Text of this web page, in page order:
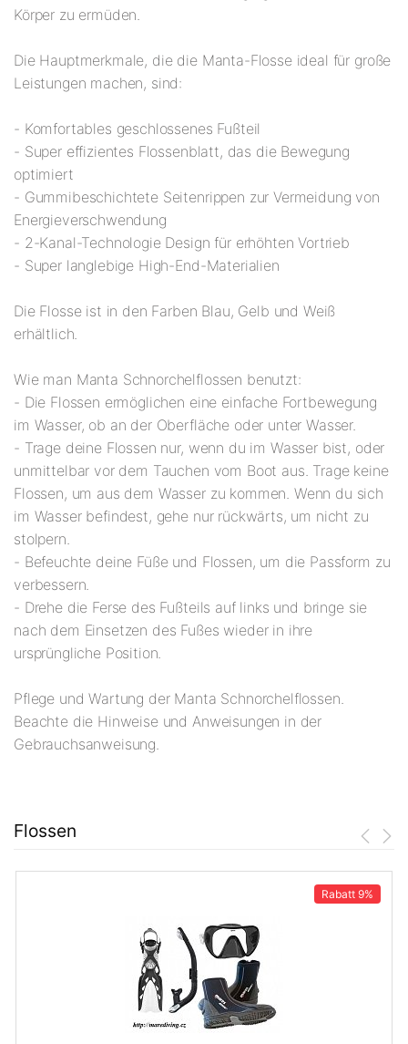
Körper zu ermüden.
Die Hauptmerkmale, die die Manta-Flosse ideal für große
Leistungen machen, sind:
- Komfortables geschlossenes Fußteil
- Super effizientes Flossenblatt, das die Bewegung
optimiert
- Gummibeschichtete Seitenrippen zur Vermeidung von
Energieverschwendung
- 2-Kanal-Technologie Design für erhöhten Vortrieb
- Super langlebige High-End-Materialien
Die Flosse ist in den Farben Blau, Gelb und Weiß
erhältlich.
Wie man Manta Schnorchelflossen benutzt:
- Die Flossen ermöglichen eine einfache Fortbewegung
im Wasser, ob an der Oberfläche oder unter Wasser.
- Trage deine Flossen nur, wenn du im Wasser bist, oder
unmittelbar vor dem Tauchen vom Boot aus. Trage keine
Flossen, um aus dem Wasser zu kommen. Wenn du sich
im Wasser befindest, gehe nur rückwärts, um nicht zu
stolpern.
- Befeuchte deine Füße und Flossen, um die Passform zu
verbessern.
- Drehe die Ferse des Fußteils auf links und bringe sie
nach dem Einsetzen des Fußes wieder in ihre
ursprüngliche Position.
Pflege und Wartung der Manta Schnorchelflossen.
Beachte die Hinweise und Anweisungen in der
Gebrauchsanweisung.
Flossen
Rabatt 9%